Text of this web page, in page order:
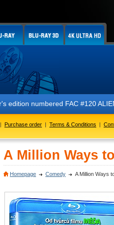
FAC #120 ALIEN Glow In
| Purchase order | Terms & Conditions |
A Million Ways
Homepage Comedy A Million Ways